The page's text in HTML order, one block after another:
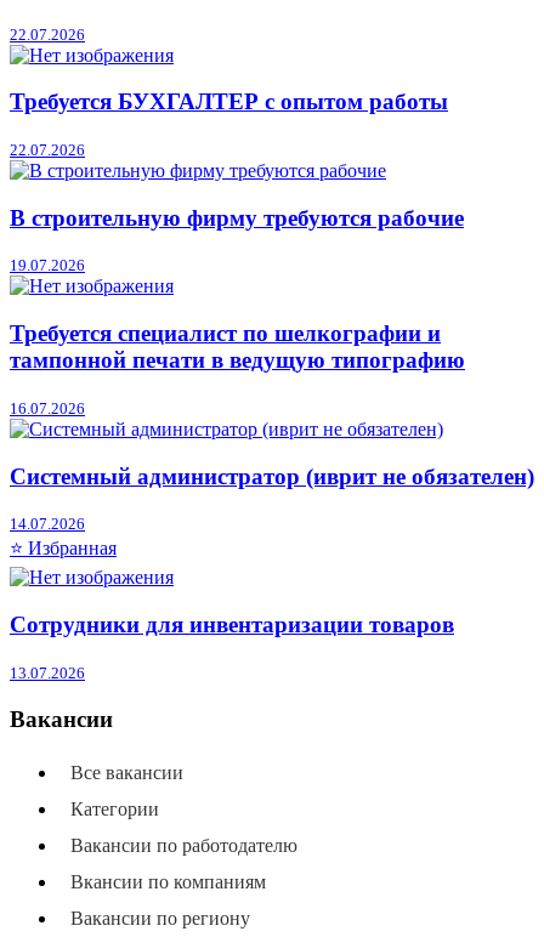
22.07.2026
Требуется БУХГАЛТЕР с опытом работы
22.07.2026
В строительную фирму требуются рабочие
19.07.2026
Требуется специалист по шелкографии и
тампонной печати в ведущую типографию
16.07.2026
Системный администратор (иврит не обязателен)
14.07.2026
⭐ Избранная
Сотрудники для инвентаризации товаров
13.07.2026
Вакансии
Все вакансии
Категории
Вакансии по работодателю
Вкансии по компаниям
Вакансии по региону